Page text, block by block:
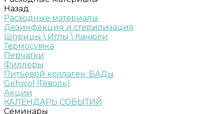
Назад
Расходные материалы
Дезинфекция и стерилизация
Шприцы \ Иглы \ Канюли
Термосумка
Перчатки
Филлеры
Питьевой коллаген. БАДы
Gehwol (Геволь)
Акции
КАЛЕНДАРЬ СОБЫТИЙ
Семинары